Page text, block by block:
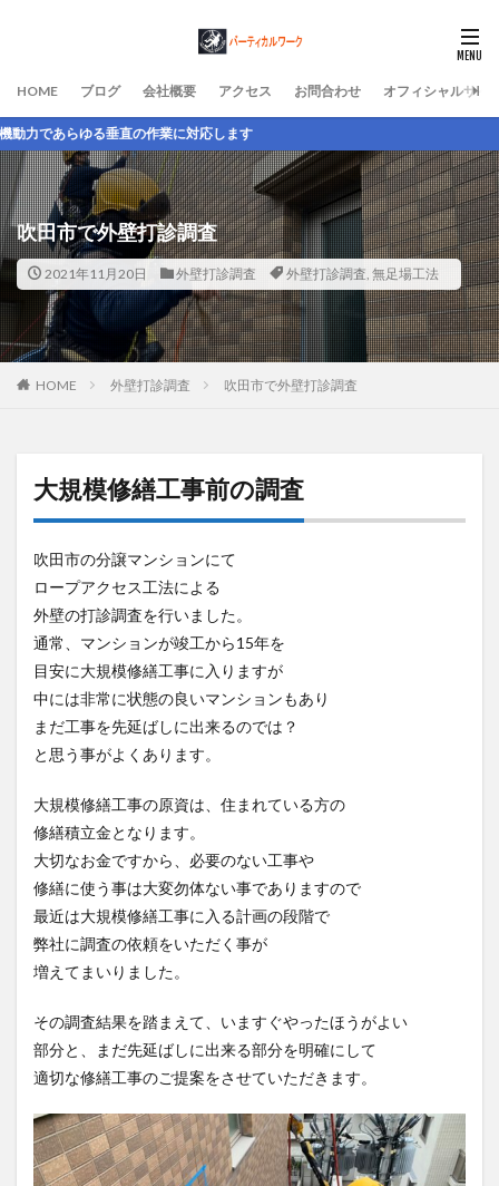
HOME ブログ 会社概要 アクセス お問合わせ オフィシャルサイ
作業に対応します
吹田市で外壁打診調査
2021年11月20日 外壁打診調査 外壁打診調査, 無足場工法
HOME 外壁打診調査 吹田市で外壁打診調査
大規模修繕工事前の調査
吹田市の分譲マンションにて
ロープアクセス工法による
外壁の打診調査を行いました。
通常、マンションが竣工から15年を
目安に大規模修繕工事に入りますが
中には非常に状態の良いマンションもあり
まだ工事を先延ばしに出来るのでは？
と思う事がよくあります。
大規模修繕工事の原資は、住まれている方の
修繕積立金となります。
大切なお金ですから、必要のない工事や
修繕に使う事は大変勿体ない事でありますので
最近は大規模修繕工事に入る計画の段階で
弊社に調査の依頼をいただく事が
増えてまいりました。
その調査結果を踏まえて、いますぐやったほうがよい
部分と、まだ先延ばしに出来る部分を明確にして
適切な修繕工事のご提案をさせていただきます。